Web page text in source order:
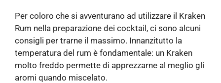
Per coloro che si avventurano ad utilizzare il Kraken
Rum nella preparazione dei cocktail, ci sono alcuni
consigli per trarne il massimo. Innanzitutto la
temperatura del rum è fondamentale: un Kraken
molto freddo permette di apprezzarne al meglio gli
aromi quando miscelato.